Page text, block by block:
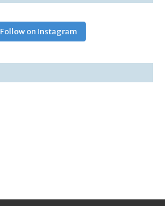
Follow on Instagram